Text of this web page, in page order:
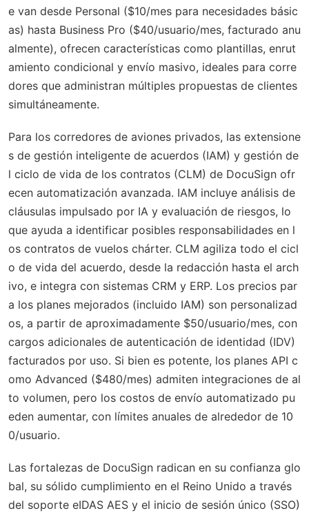
e van desde Personal ($10/mes para necesidades básic
as) hasta Business Pro ($40/usuario/mes, facturado anu
almente), ofrecen características como plantillas, enrut
amiento condicional y envío masivo, ideales para corre
dores que administran múltiples propuestas de clientes
simultáneamente.
Para los corredores de aviones privados, las extensione
s de gestión inteligente de acuerdos (IAM) y gestión de
l ciclo de vida de los contratos (CLM) de DocuSign ofr
ecen automatización avanzada. IAM incluye análisis de
cláusulas impulsado por IA y evaluación de riesgos, lo
que ayuda a identificar posibles responsabilidades en l
os contratos de vuelos chárter. CLM agiliza todo el cicl
o de vida del acuerdo, desde la redacción hasta el arch
ivo, e integra con sistemas CRM y ERP. Los precios par
a los planes mejorados (incluido IAM) son personalizad
os, a partir de aproximadamente $50/usuario/mes, con
cargos adicionales de autenticación de identidad (IDV)
facturados por uso. Si bien es potente, los planes API c
omo Advanced ($480/mes) admiten integraciones de al
to volumen, pero los costos de envío automatizado pu
eden aumentar, con límites anuales de alrededor de 10
0/usuario.
Las fortalezas de DocuSign radican en su confianza glo
bal, su sólido cumplimiento en el Reino Unido a través
del soporte eIDAS AES y el inicio de sesión único (SSO)